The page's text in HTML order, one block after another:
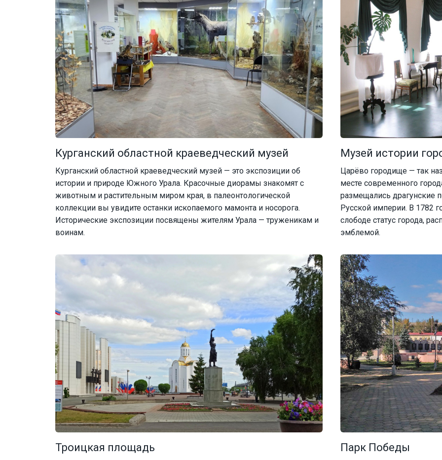
Курганский областной краеведческий музей
Курганский областной краеведческий музей — это экспозиции об
истории и природе Южного Урала. Красочные диорамы знакомят с
животным и растительным миром края, в палеонтологической
коллекции вы увидите останки ископаемого мамонта и носорога.
Исторические экспозиции посвящены жителям Урала — труженикам и
воинам.
Музей истории
Царёво городище — так
месте современного
размещались драгунские
Русской империи. В 1782
слободе статус города,
эмблемой.
Троицкая площадь Парк Победы